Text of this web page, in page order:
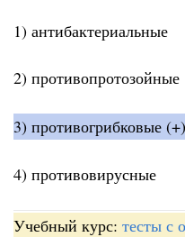
1) антибактериальные
2) противопротозойные
3) противогрибковые (+)
4) противовирусные
Учебный курс: тесты с